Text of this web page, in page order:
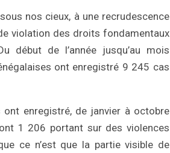
nos cieux, à une recrudescence
violation des droits fondamentaux
début de l’année jusqu’au mois
ont enregistré 9 245 cas
enregistré, de janvier à octobre
1 206 portant sur des violences
ce n’est que la partie visible de